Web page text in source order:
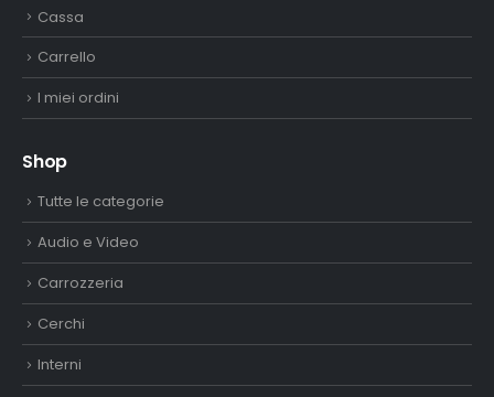
Cassa
Carrello
I miei ordini
Shop
Tutte le categorie
Audio e Video
Carrozzeria
Cerchi
Interni